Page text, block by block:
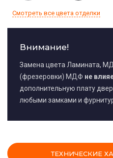
Смотреть все цвета отделки
Внимание!
Замена цвета Ламината,
(фрезеровки) МДФ не
дополнительную плату
любыми замками и
ТЕХНИЧЕСКИЕ